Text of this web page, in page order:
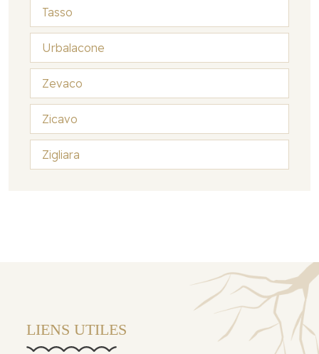
Tasso
Urbalacone
Zevaco
Zicavo
Zigliara
LIENS UTILES